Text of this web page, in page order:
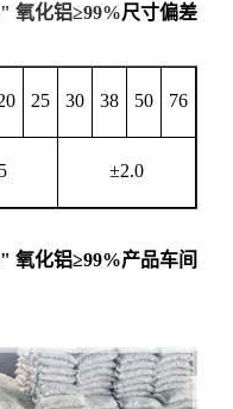
氧化铝≥99%尺寸偏差
25 30 38 50 76
±2.0
氧化铝≥99%产品车间